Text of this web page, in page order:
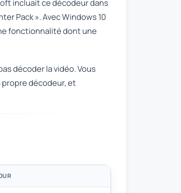
incluait ce décodeur dans
Pack ». Avec Windows 10
fonctionnalité dont une
décoder la vidéo. Vous
décodeur, et